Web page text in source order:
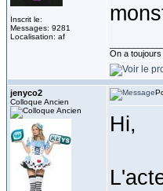
Inscrit le:
Messages: 9281
Localisation: af
On a
jenyco2
Colloque Ancien
Hi,